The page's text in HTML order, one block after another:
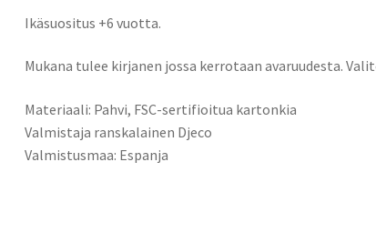
Ikäsuositus +6 vuotta.
Mukana tulee kirjanen jossa kerrotaan avaruudesta.
Materiaali: Pahvi, FSC-sertifioitua kartonkia
Valmistaja ranskalainen Djeco
Valmistusmaa: Espanja